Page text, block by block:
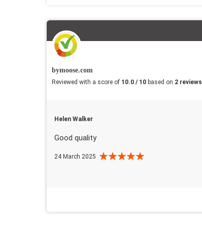
bymoose.com
Reviewed with a score of 10.0 / 10 based on 2 reviews
Helen Walker
Good quality
24 March 2025